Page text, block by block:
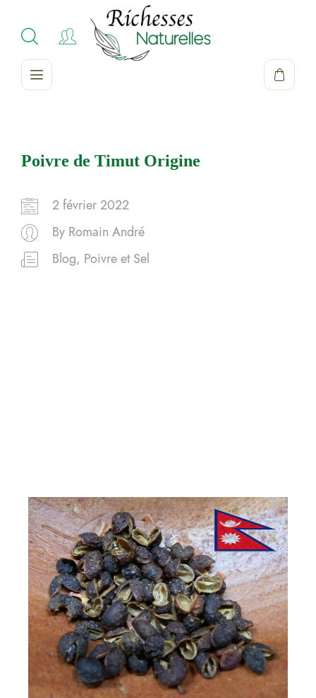
Poivre de Timut Origine
2 février 2022
By Romain André
Blog, Poivre et Sel